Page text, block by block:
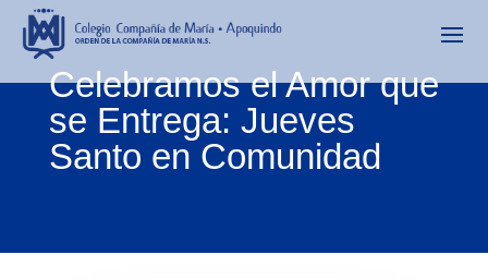
Celebramos el Amor que
se Entrega: Jueves
Santo en Comunidad